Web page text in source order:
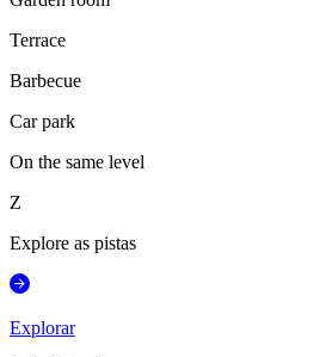
Terrace
Barbecue
Car park
On the same level
Z
Explore as pistas
Explorar